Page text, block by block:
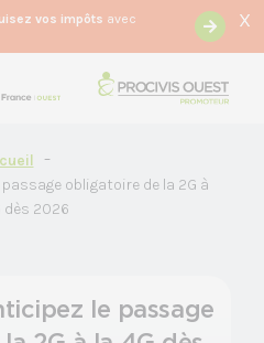
obligatoire de la 2G à
dès 2026
le passage
vos impôts avec
X